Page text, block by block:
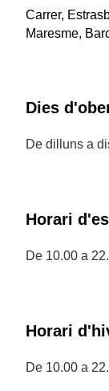
Carrer,
Maresme,
Dies
De dilluns a
Horari
De 10.00 a
Horari
De 10.00 a